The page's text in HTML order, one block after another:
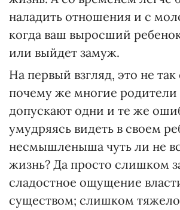
наладить отношения и с
когда ваш выросший
или выйдет замуж.
На первый взгляд, это не
почему же многие родители
допускают одни и те же
умудряясь видеть в своем
несмышленыша чуть ли не
жизнь? Да просто слишком
сладостное ощущение
существом; слишком